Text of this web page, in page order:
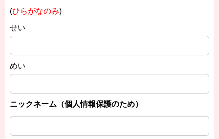
(ひらがなのみ)
せい
めい
ニックネーム（個人情報保護のため）